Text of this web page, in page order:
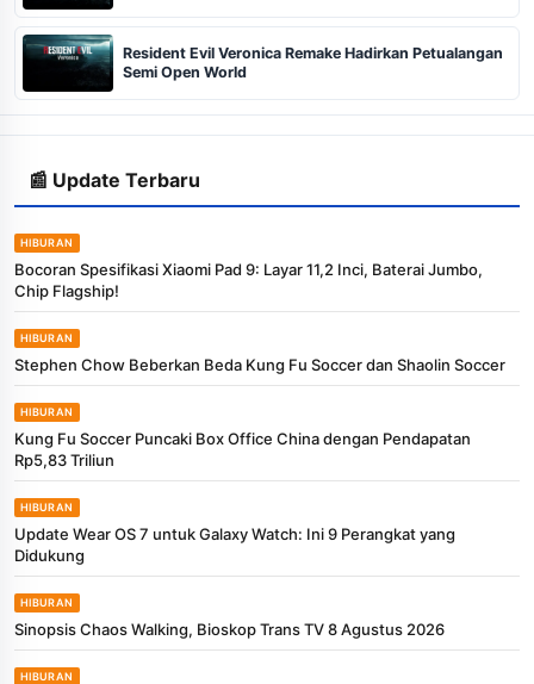
Resident Evil Veronica Remake Hadirkan Petualangan
Semi Open World
📰 Update Terbaru
HIBURAN
Bocoran Spesifikasi Xiaomi Pad 9: Layar 11,2 Inci, Baterai Jumbo,
Chip Flagship!
HIBURAN
Stephen Chow Beberkan Beda Kung Fu Soccer dan Shaolin Soccer
HIBURAN
Kung Fu Soccer Puncaki Box Office China dengan Pendapatan
Rp5,83 Triliun
HIBURAN
Update Wear OS 7 untuk Galaxy Watch: Ini 9 Perangkat yang
Didukung
HIBURAN
Sinopsis Chaos Walking, Bioskop Trans TV 8 Agustus 2026
HIBURAN